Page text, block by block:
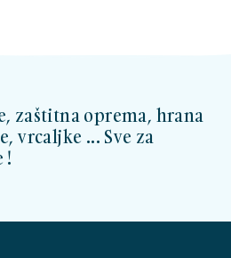
zaštitna oprema, hrana
vrcaljke ... Sve za
!